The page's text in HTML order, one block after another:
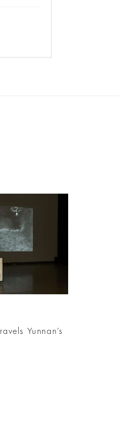
Yunnan’s